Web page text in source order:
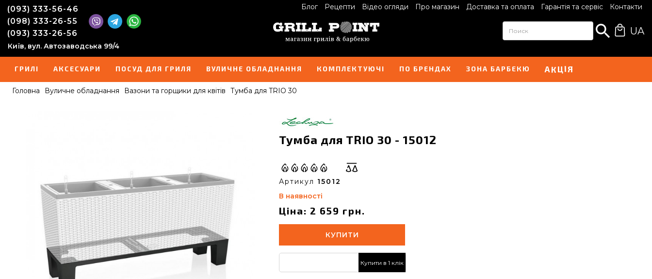
Блог Рецепти Відео огляди Про магазин Доставка та оплата Гарантія та сервіс Контакти
(093) 333-56-46
(098) 333-26-55
(093) 333-26-56
Київ, вул. Автозаводська 99/4
UA
ГРИЛІ АКСЕСУАРИ ПОСУД ДЛЯ ГРИЛЯ ВУЛИЧНЕ ОБЛАДНАННЯ КОМПЛЕКТУЮЧІ ПО БРЕНДАХ ЗОНА БАРБЕКЮ АКЦІЯ
Головна Вуличне обладнання Вазони та горщики для квітів Тумба для TRIO 30
Тумба для TRIO 30 - 15012
Артикул 15012
В наявності
Ціна: 2 659 грн.
КУПИТИ
Купити в 1 клік